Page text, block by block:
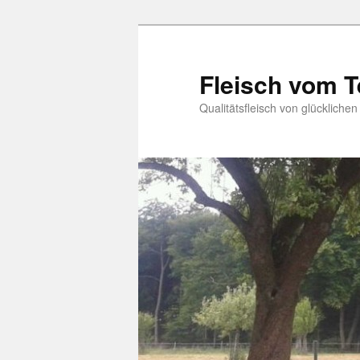
Fleisch vom
Qualitätsfleisch von